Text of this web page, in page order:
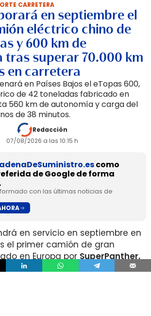
CARRETERA
en septiembre el
eléctrico chino de
y 600 km de
tras superar 70.000 km
en carretera
en Países Bajos el eTopas 600,
de 42 toneladas fabricado en
560 km de autonomía y carga del
de 38 minutos.
Redacción
07/08/2026 a las 10:15 h
como
de Google de forma
con las últimas noticias de
en servicio en septiembre en
el primer camión de gran
en Europa porSuperPanther,
la unidad desde Austria